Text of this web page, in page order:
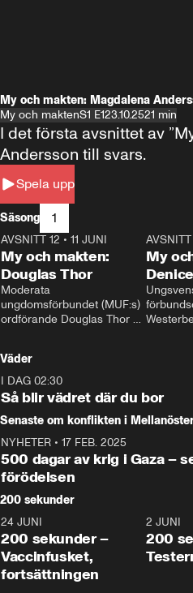
My och makten: Magdalena
My och maktenS1 E123.10.2521 min
Spela upp
I det första avsnittet av
Andersson till svars.
Säsong 1
26:27
AVSNITT 12 • 11 JUNI
My och makten:
Douglas Thor
Moderata
ungdomsförbundet (MUF:s)
ordförande Douglas Thor
tonårsutvisningarna och hur
Moderaterna ska locka
väljare till valet i höst.
AVSNITT
My
Väder
I DAG 02:30
Så blir vädret där du bor
Senaste om konflikten i
NYHETER • 17 FEB. 2025
500 dagar av krig i Gaza –
förödelsen
200 sekunder
5:00
24 JUNI
200 sekunder –
Vaccinfusket,
fortsättningen
2 JUNI
200